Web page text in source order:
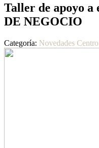
Taller de apoyo a
DE NEGOCIO
Categoría: Novedades